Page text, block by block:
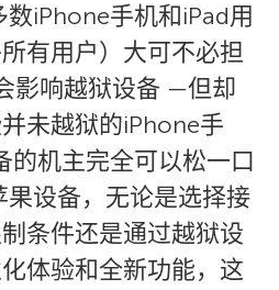
iPhone手机和iPad用
有用户）大可不必担
影响越狱设备 —但却
未越狱的iPhone手
的机主完全可以松一口
设备，无论是选择接
条件还是通过越狱设
体验和全新功能，这